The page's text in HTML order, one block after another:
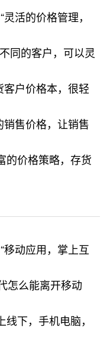
“灵活的价格管理，
同的客户，可以灵
户价格本，很轻
售价格，让销售
的价格策略，存货
“移动应用，掌上互
怎么能离开移动
下，手机电脑，